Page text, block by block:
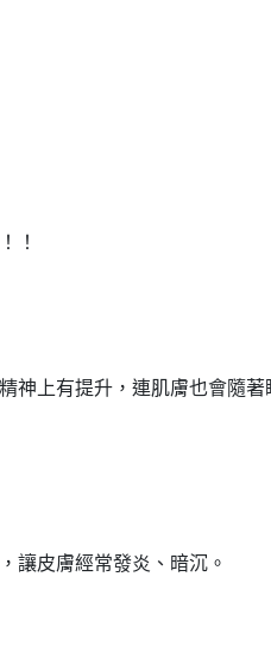
！
神上有提升，連肌膚也會隨
讓皮膚經常發炎、暗沉。